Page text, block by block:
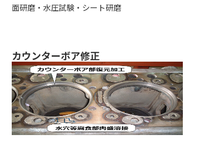
面研磨・水圧試験・シート研磨
カウンターボア修正